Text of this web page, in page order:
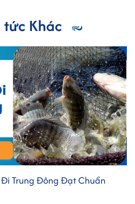
tức Khác
Đi Trung Đông Đạt Chuẩn